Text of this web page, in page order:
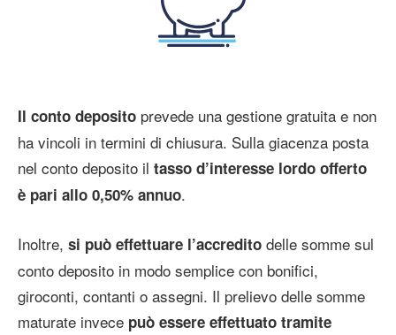
Il conto deposito prevede una gestione gratuita e non
ha vincoli in termini di chiusura. Sulla giacenza posta
nel conto deposito il tasso d’interesse lordo offerto
è pari allo 0,50% annuo.
Inoltre, si può effettuare l’accredito delle somme sul
conto deposito in modo semplice con bonifici,
giroconti, contanti o assegni. Il prelievo delle somme
maturate invece può essere effettuato tramite